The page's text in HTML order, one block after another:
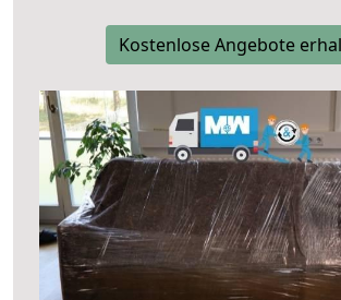
Kostenlose Angebote